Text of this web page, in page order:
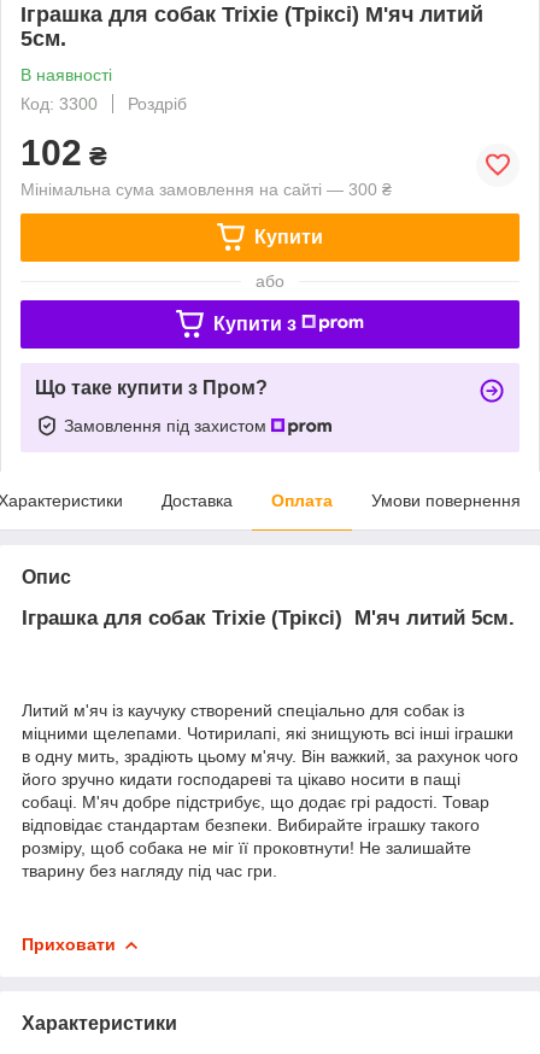
Іграшка для собак Trixie (Тріксі) М'яч литий
5см.
В наявності
Код: 3300
Роздріб
102 ₴
Мінімальна сума замовлення на сайті — 300 ₴
Купити
або
Купити з
Що таке купити з Пром?
Замовлення під захистом
Доставка Оплата Умови повернення
Опис
Іграшка для собак Trixie (Тріксі) М'яч литий 5см.
Литий м'яч із каучуку створений спеціально для собак із
міцними щелепами. Чотирилапі, які знищують всі інші іграшки
в одну мить, зрадіють цьому м'ячу. Він важкий, за рахунок чого
його зручно кидати господареві та цікаво носити в пащі
собаці. М'яч добре підстрибує, що додає грі радості. Товар
відповідає стандартам безпеки. Вибирайте іграшку такого
розміру, щоб собака не міг її проковтнути! Не залишайте
тварину без нагляду під час гри.
Приховати
Характеристики